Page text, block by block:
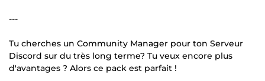
---
Tu cherches un Community Manager pour ton Serveur
Discord sur du très long terme? Tu veux encore plus
d'avantages ? Alors ce pack est parfait !